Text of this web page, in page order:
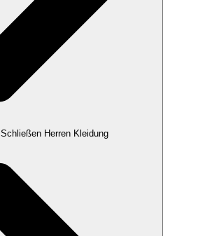
Schließen Herren Kleidung